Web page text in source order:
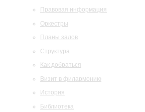
Правовая информация
Оркестры
Планы залов
Структура
Как добраться
Визит в филармонию
История
Библиотека